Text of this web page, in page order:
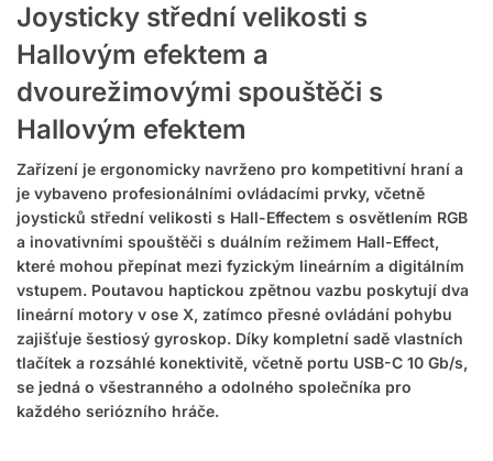
Joysticky střední velikosti s
Hallovým efektem a
dvourežimovými spouštěči s
Hallovým efektem
Zařízení je ergonomicky navrženo pro kompetitivní hraní a
je vybaveno profesionálními ovládacími prvky, včetně
joysticků střední velikosti s Hall-Effectem s osvětlením RGB
a inovativními spouštěči s duálním režimem Hall-Effect,
které mohou přepínat mezi fyzickým lineárním a digitálním
vstupem. Poutavou haptickou zpětnou vazbu poskytují dva
lineární motory v ose X, zatímco přesné ovládání pohybu
zajišťuje šestiosý gyroskop. Díky kompletní sadě vlastních
tlačítek a rozsáhlé konektivitě, včetně portu USB-C 10 Gb/s,
se jedná o všestranného a odolného společníka pro
každého seriózního hráče.